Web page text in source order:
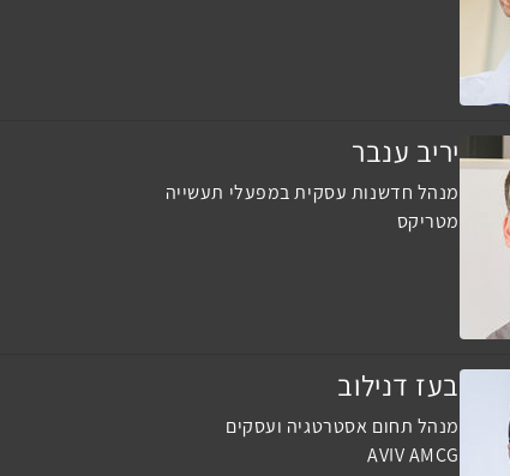
יריב ענבר
מנהל חדשנות עסקית במפעלי תעשייה
מטריקס
בעז דנילוב
מנהל תחום אסטרטגיה ועסקים
AVIV AMCG